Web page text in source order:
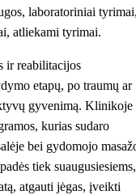
laboratoriniai
atliekami tyrimai.
ir reabilitacijos
etapų, po traumų ar
gyvenimą. Klinikoje
kurias sudaro
bei gydomojo
tiek suaugusiesiems,
atgauti jėgas, įveikti